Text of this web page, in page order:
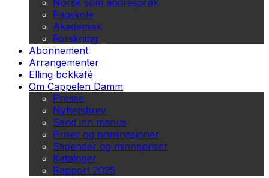
Norsk som andrespråk
Fagskole
Akademisk
Forskning
Abonnement
Arrangementer
Elling bokkafé
Om Cappelen Damm
Presse
Nyhetsbrev
Send inn manus
Priser og nominasjoner
Stipender og minnepriser
Kataloger
Rapport 2025